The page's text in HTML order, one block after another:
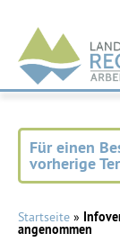
Regen
Für einen
vorherige
Startseite »
angenommen